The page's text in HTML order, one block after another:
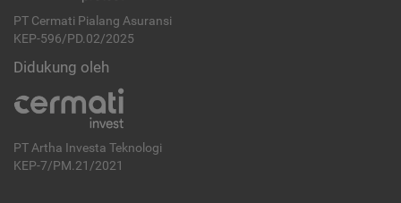
PT Cermati Pialang Asuransi
KEP-596/PD.02/2025
Didukung oleh
PT Artha Investa Teknologi
KEP-7/PM.21/2021